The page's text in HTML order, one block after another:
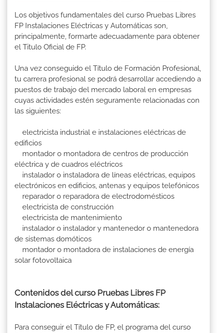
Los objetivos fundamentales del curso Pruebas Libres
FP Instalaciones Eléctricas y Automáticas son,
principalmente, formarte adecuadamente para obtener
el Titulo Oficial de FP.
Una vez conseguido el Título de Formación Profesional,
tu carrera profesional se podrá desarrollar accediendo a
puestos de trabajo del mercado laboral en empresas
cuyas actividades estén seguramente relacionadas con
las siguientes:
electricista industrial e instalaciones eléctricas de
edificios
montador o montadora de centros de producción
eléctrica y de cuadros eléctricos
instalador o instaladora de líneas eléctricas, equipos
electrónicos en edificios, antenas y equipos telefónicos
reparador o reparadora de electrodomésticos
electricista de construcción
electricista de mantenimiento
instalador o instalador y mantenedor o mantenedora
de sistemas domóticos
montador o montadora de instalaciones de energía
solar fotovoltaica
Contenidos del curso Pruebas Libres FP
Instalaciones Eléctricas y Automáticas:
Para conseguir el Título de FP, el programa del curso